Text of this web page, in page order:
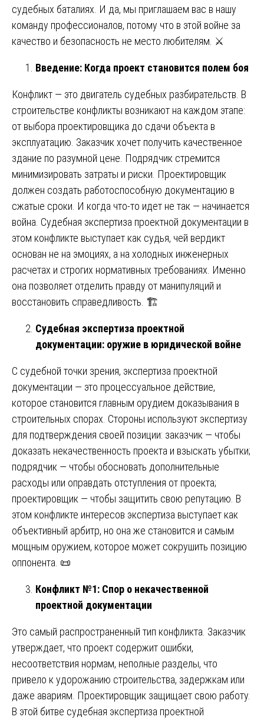
судебных баталиях. И да, мы приглашаем вас в нашу
команду профессионалов, потому что в этой войне за
качество и безопасность не место любителям. ⚔️
Введение: Когда проект становится полем боя
Конфликт — это двигатель судебных разбирательств. В
строительстве конфликты возникают на каждом этапе:
от выбора проектировщика до сдачи объекта в
эксплуатацию. Заказчик хочет получить качественное
здание по разумной цене. Подрядчик стремится
минимизировать затраты и риски. Проектировщик
должен создать работоспособную документацию в
сжатые сроки. И когда что-то идет не так — начинается
война. Судебная экспертиза проектной документации в
этом конфликте выступает как судья, чей вердикт
основан не на эмоциях, а на холодных инженерных
расчетах и строгих нормативных требованиях. Именно
она позволяет отделить правду от манипуляций и
восстановить справедливость. 🏗️
Судебная экспертиза проектной
документации: оружие в юридической войне
С судебной точки зрения, экспертиза проектной
документации — это процессуальное действие,
которое становится главным орудием доказывания в
строительных спорах. Стороны используют экспертизу
для подтверждения своей позиции: заказчик — чтобы
доказать некачественность проекта и взыскать убытки;
подрядчик — чтобы обосновать дополнительные
расходы или оправдать отступления от проекта;
проектировщик — чтобы защитить свою репутацию. В
этом конфликте интересов экспертиза выступает как
объективный арбитр, но она же становится и самым
мощным оружием, которое может сокрушить позицию
оппонента. 📜
Конфликт №1: Спор о некачественной
проектной документации
Это самый распространенный тип конфликта. Заказчик
утверждает, что проект содержит ошибки,
несоответствия нормам, неполные разделы, что
привело к удорожанию строительства, задержкам или
даже авариям. Проектировщик защищает свою работу.
В этой битве судебная экспертиза проектной